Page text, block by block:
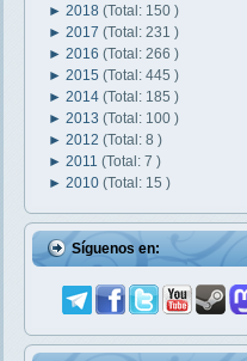
► 2018 (Total: 150 )
► 2017 (Total: 231 )
► 2016 (Total: 266 )
► 2015 (Total: 445 )
► 2014 (Total: 185 )
► 2013 (Total: 100 )
► 2012 (Total: 8 )
► 2011 (Total: 7 )
► 2010 (Total: 15 )
Síguenos en: